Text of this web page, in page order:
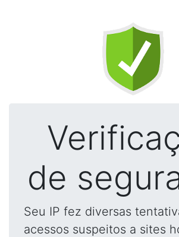
de
Seu IP fez diversas
acessos suspeitos a sites